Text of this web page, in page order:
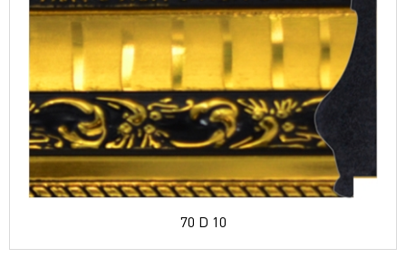
70 D 10